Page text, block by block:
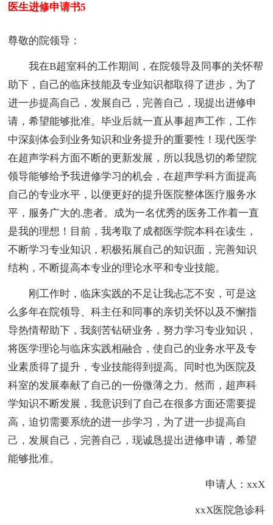
医生进修申请书5
尊敬的院领导：
我在B超室科的工作期间，在院领导及同事的关怀帮
助下，自己的临床技能及专业知识都取得了进步，为了
进一步提高自己，发展自己，完善自己，现提出进修申
请，希望能够批准。毕业后就一直从事超声工作，工作
中深刻体会到业务知识和业务提升的重要性！现代医学
在超声学科方面不断的更新发展，所以我恳切的希望院
领导能够给予我进修学习的机会，在超声学科方面提高
自己的专业水平，以便更好的提升医院整体医疗服务水
平，服务广大的.患者。成为一名优秀的医务工作着一直
是我的理想！目前，我考取了成都医学院本科在读生，
不断学习专业知识，积极拓展自己的知识面，完善知识
结构，不断提高本专业的理论水平和专业技能。
刚工作时，临床实践的不足让我忐忑不安，可是这
么多年在院领导、科主任和同事的亲切关怀以及不懈指
导热情帮助下，我刻苦钻研业务，努力学习专业知识，
将医学理论与临床实践相融合，使自己的业务水平及专
业素质得了提升，专业技能得到提高。同时也为医院及
科室的发展奉献了自己的一份微薄之力。然而，超声科
学知识不断发展，我意识到了自己在很多方面还需要提
高，迫切需要系统的进一步学习，为了进一步提高自
己，发展自己，完善自己，现诚恳提出进修申请，希望
能够批准。
申请人：xxX
xxX医院急诊科